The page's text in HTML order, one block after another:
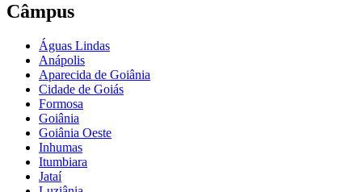
Câmpus
Águas Lindas
Anápolis
Aparecida de Goiânia
Cidade de Goiás
Formosa
Goiânia
Goiânia Oeste
Inhumas
Itumbiara
Jataí